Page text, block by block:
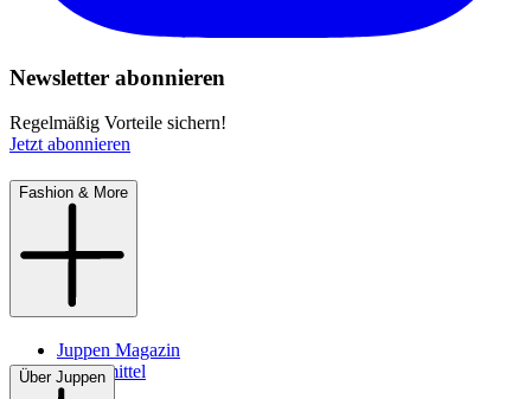
Newsletter abonnieren
Regelmäßig Vorteile sichern!
Jetzt abonnieren
Fashion & More
Juppen Magazin
Pflegemittel
Über Juppen